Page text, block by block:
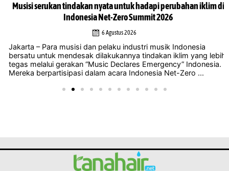
Musisi serukan tindakan nyata untuk hadapi perubahan iklim di
Indonesia Net-Zero Summit 2026
6 Agustus 2026
Jakarta – Para musisi dan pelaku industri musik Indonesia
bersatu untuk mendesak dilakukannya tindakan iklim yang lebih
tegas melalui gerakan “Music Declares Emergency” Indonesia.
Mereka berpartisipasi dalam acara Indonesia Net-Zero ...